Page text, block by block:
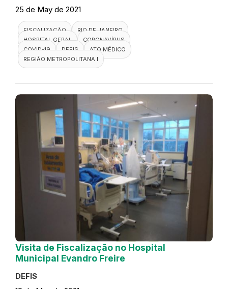
25 de May de 2021
FISCALIZAÇÃO
RIO DE JANEIRO
HOSPITAL GERAL
CORONAVÍRUS
COVID-19
DEFIS
ATO MÉDICO
REGIÃO METROPOLITANA I
Visita de Fiscalização no Hospital
Municipal Evandro Freire
DEFIS